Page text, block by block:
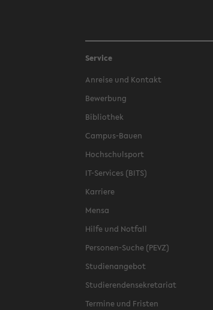
Service
Anreise und Kontakt
Bewerbung
Bibliothek
Campus-Bauen
Hochschulsport
IT-Services (BITS)
Karriere
Mensa
Hilfe und Notfall
Personen-Suche (PEVZ)
Studienangebot
Studierendensekretariat
Termine und Fristen